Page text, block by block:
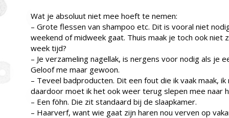
Wat je absoluut niet mee hoeft te nemen:
– Grote flessen van shampoo etc. Dit is vooral niet
weekend of midweek gaat. Thuis maak je toch ook niet
week tijd?
– Je verzameling nagellak, is nergens voor nodig als je
Geloof me maar gewoon.
– Teveel badproducten. Dit een fout die ik vaak maak,
daardoor moet ik het ook weer terug slepen mee naar
– Een föhn. Die zit standaard bij de slaapkamer.
– Haarverf, want wie gaat zijn haren nou verven op